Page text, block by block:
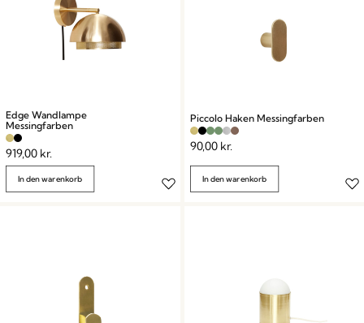
Edge Wandlampe
Messingfarben
919,00 kr.
In den warenkorb
Piccolo Haken Messingfarben
90,00 kr.
In den warenkorb